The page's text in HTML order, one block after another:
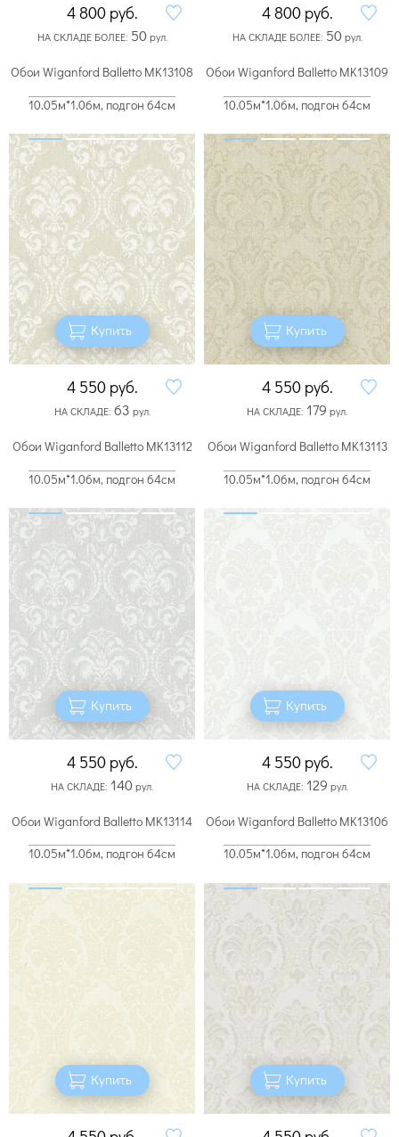
4 800 руб.
НА СКЛАДЕ БОЛЕЕ: 50рул.
4 800 руб.
НА СКЛАДЕ БОЛЕЕ: 50рул.
Обои Wiganford Balletto MK13108
10.05м*1.06м, подгон 64см
Купить
4 550 руб.
НА СКЛАДЕ: 63 рул.
Обои Wiganford Balletto MK13109
10.05м*1.06м, подгон 64см
Купить
4 550 руб.
НА СКЛАДЕ: 179 рул.
Обои Wiganford Balletto MK13112
10.05м*1.06м, подгон 64см
Купить
4 550 руб.
НА СКЛАДЕ: 140рул.
Обои Wiganford Balletto MK13113
10.05м*1.06м, подгон 64см
Купить
4 550 руб.
НА СКЛАДЕ: 129 рул.
Обои Wiganford Balletto MK13114
10.05м*1.06м, подгон 64см
Купить
Обои Wiganford Balletto MK13106
10.05м*1.06м, подгон 64см
Купить